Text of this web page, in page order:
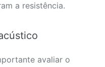
a resistência.
avaliar o